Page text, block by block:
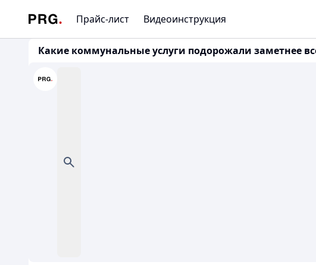
Прайс-лист Видеоинструкция
Какие коммунальные услуги подорожали заметнее